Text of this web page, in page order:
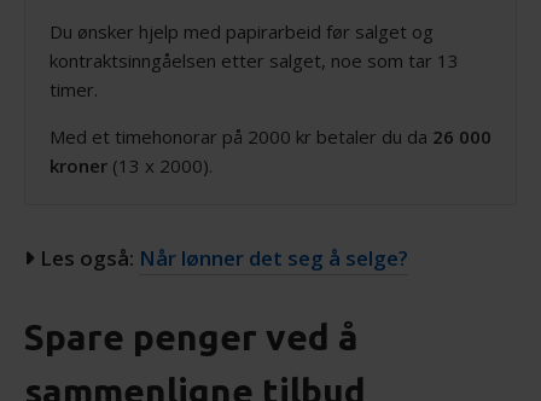
Du ønsker hjelp med papirarbeid før salget og
kontraktsinngåelsen etter salget, noe som tar 13
timer.
Med et timehonorar på 2000 kr betaler du da 26 000
kroner (13 x 2000).
Les også: Når lønner det seg å selge?
Spare penger ved å
sammenligne tilbud